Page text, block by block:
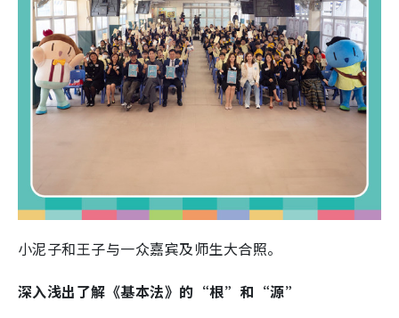
小泥子和王子与一众嘉宾及师生大合照。
深入浅出了解《基本法》的“根”和“源”